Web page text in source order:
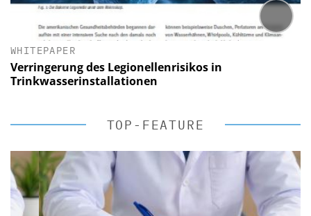
WHITEPAPER
Verringerung des Legionellenrisikos in
Trinkwasserinstallationen
TOP-FEATURE